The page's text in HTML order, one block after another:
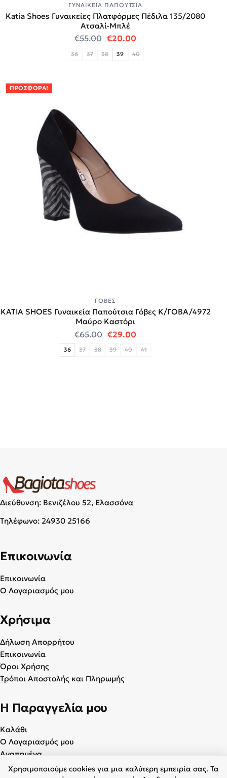
ΓΥΝΑΙΚΕΊΑ ΠΑΠΟΎΤΣΙΑ
Katia Shoes Γυναικείες Πλατφόρμες Πέδιλα 135/2080
Ατσαλί-Μπλέ
€55.00 Original price was: €55.00.
€20.00Η τρέχουσα τιμή
36 37 38 39 40
ΠΡΟΣΦΟΡΆ!
ΓΌΒΕΣ
KATIA SHOES Γυναικεία Παπούτσια Γόβες Κ/ΓΟΒΑ/4972
Μαύρο Καστόρι
€65.00 Original price was: €65.00.
€29.00Η τρέχουσα τιμή
36 37 38 39 40 41
Διεύθυνση: Βενιζέλου 52, Ελασσόνα
Τηλέφωνο: 24930 25166
Επικοινωνία
Επικοινωνία
Ο Λογαριασμός μου
Χρήσιμα
Δήλωση Απορρήτου
Επικοινωνία
Όροι Χρήσης
Τρόποι Αποστολής και Πληρωμής
Η Παραγγελία μου
Καλάθι
Ο Λογαριασμός μου
Αγαπημένα
Χρησιμοποιούμε cookies για μια καλύτερη εμπειρία σας. Τα